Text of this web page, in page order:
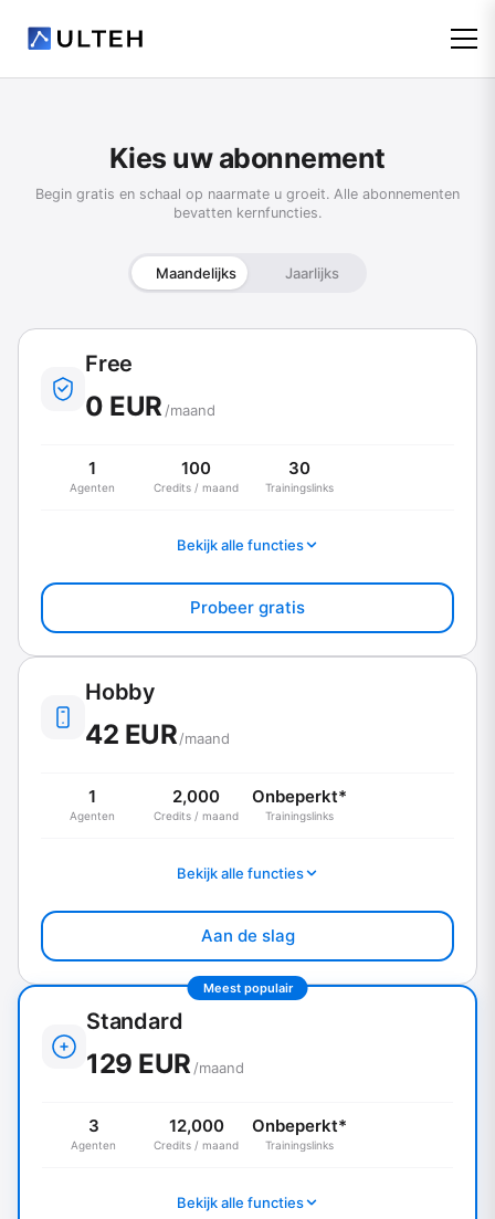
Kies uw abonnement
Begin gratis en schaal op naarmate u groeit. Alle abonnementen
bevatten kernfuncties.
Maandelijks Jaarlijks
Free
0 EUR /maand
1
Agenten
100
Credits / maand
30
Trainingslinks
Bekijk alle functies
Probeer gratis
Hobby
42 EUR/maand
1
Agenten
2,000
Credits / maand
Onbeperkt*
Trainingslinks
Bekijk alle functies
Aan de slag
Meest populair
Standard
129 EUR /maand
3
Agenten
12,000
Credits / maand
Onbeperkt*
Trainingslinks
Bekijk alle functies